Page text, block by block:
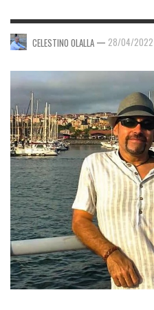
CELESTINO OLALLA — 28/04/2022